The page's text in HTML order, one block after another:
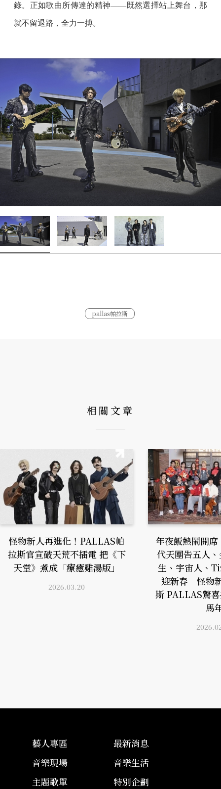
錄。正如歌曲所傳達的精神——既然選擇站上舞台，那
就不留退路，全力一搏。
pallas帕拉斯
相關文章
怪物新人再進化！PALLAS帕
拉斯官宣破天荒不插電 把《下
天堂》煮成「療癒雞湯版」
2026.03.20
年夜飯熱鬧開
代天團告五人
生、宇宙人、
迎新春 怪物
斯 PALLAS驚
馬
藝人專區
最新消息
音樂現場
音樂生活
主題歌單
特別企劃